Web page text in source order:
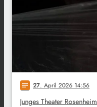
notes 27. April 2026 14:56
Junges Theater Rosenheim